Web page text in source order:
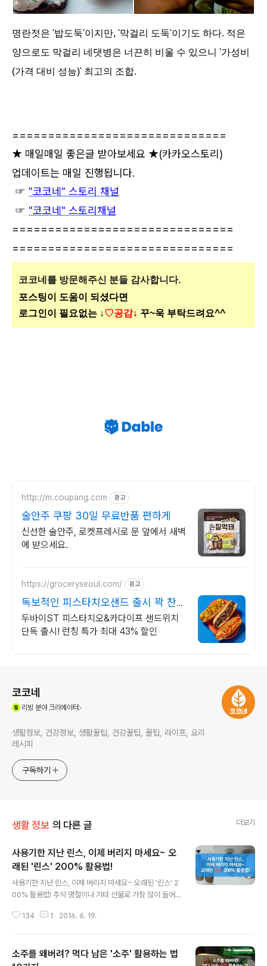
명란젓은 '밥도둑'이지만, '막걸리 도둑'이기도 하다. 적은
양으로도 막걸리 네댓병은 너끈히 비울 수 있으니 '가성비
(가격 대비 성능)' 최고의 조합.
==============================
★ 매일매일 좋은글 받아보세요 ★(카카오스토리)
업데이트는 매일 진행됩니다.
☞ "코코네" 스토리 채널
☞ "코코네" 스토리채널
===============================
===============================
코코네를 방문해주신 분들 감사합니다.
포스팅이 도움이 되셨다면
로그인이 필요없는 ↓♡공감↓ 꾸~욱 부탁드려요^^
http://m.coupang.com 광고
술안주 쿠팡 30일 무료반품 편하게
신선한 술안주, 로켓프레시로 문 앞에서 새벽
에 받으세요.
https://groceryseoul.com/ 광고
독보적인 피스타치오샌드 출시 꽉 찬
내용물로 포만감 최고
두바이ST 피스타치오&카다이프 샌드위치
단독 출시! 런칭 특가 최대 43% 할인
코코네
리빙 분야 크리에이터
생활정보, 건강정보, 생활꿀팁, 건강꿀팁, 꿀팁, 라이프, 요리
레시피
구독하기
생활 정보 의 다른 글 더보기
사용기한 지난 린스, 이제 버리지 마세요~ 오
래된 '린스' 200% 활용법!
사용기한 지난 린스, 이제 버리지 마세요~ 오래된 '린스' 2
00% 활용법! 추석 명절이나 기타 선물로 가장 많이 들어
다보면 다 쓰게 되지만 린스의 경우 남성분들은 린스를 안
깝고 고민이 많이 되는데요.쓰다 남은 오래된 린스 재활용
134 1 2016. 6. 19.
소주를 왜버려? 먹다 남은 '소주' 활용하는 법